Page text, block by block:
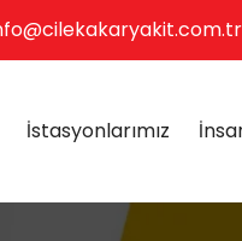
İstasyonlarımız